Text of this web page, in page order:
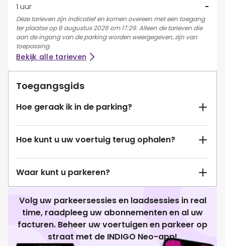
1 uur
-
Deze tarieven zijn indicatief en komen overeen met een toegang
ter plaatse op 8 augustus 2026 om 17:29. Alleen de tarieven die
aan de ingang van de parking worden weergegeven, zijn van
toepassing.
Bekijk alle tarieven
Toegangsgids
Hoe geraak ik in de parking?
Hoe kunt u uw voertuig terug ophalen?
Waar kunt u parkeren?
Volg uw parkeersessies en laadsessies in real
time, raadpleeg uw abonnementen en al uw
facturen. Beheer uw voertuigen en parkeer op
straat met de INDIGO Neo-app!